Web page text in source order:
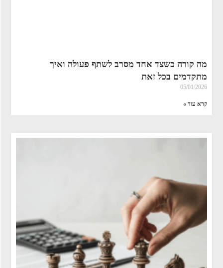
מה קורה כשצד אחד מסרב לשתף פעולה ואיך
מתקדמים בכל זאת
05/01/2026
קרא עוד »